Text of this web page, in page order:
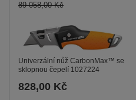
89 058,00 Kč
Univerzální nůž CarbonMax™ se
sklopnou čepelí 1027224
828,00 Kč